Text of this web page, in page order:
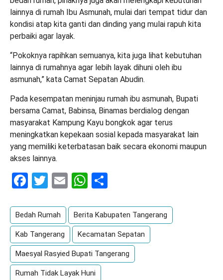
lainnya di rumah Ibu Asmunah, mulai dari tempat tidur dan
kondisi atap kita ganti dan dinding yang mulai rapuh kita
perbaiki agar layak.
“Pokoknya rapihkan semuanya, kita juga lihat kebutuhan
lainnya di rumahnya agar lebih layak dihuni oleh ibu
asmunah,” kata Camat Sepatan Abudin.
Pada kesempatan meninjau rumah ibu asmunah, Bupati
bersama Camat, Babinsa, Binamas berdialog dengan
masyarakat Kampung Kayu bongkok agar terus
meningkatkan kepekaan sosial kepada masyarakat lain
yang memiliki keterbatasan baik secara ekonomi maupun
akses lainnya.
Facebook
Twitter
EmailWhatsApp
Bedah Rumah Berita Kabupaten Tangerang
Kab Tangerang Kecamatan Sepatan
Maesyal Rasyied Bupati Tangerang
Rumah Tidak Layak Huni